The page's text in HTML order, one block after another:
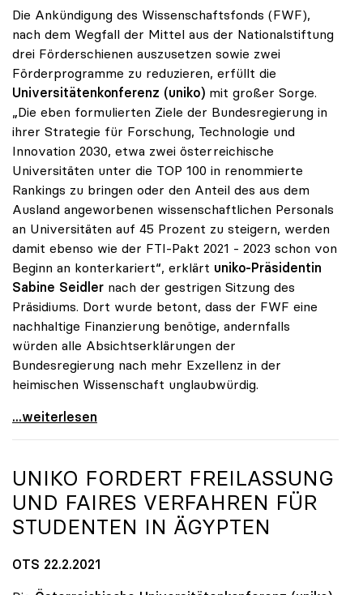
Die Ankündigung des Wissenschaftsfonds (FWF),
nach dem Wegfall der Mittel aus der Nationalstiftung
drei Förderschienen auszusetzen sowie zwei
Förderprogramme zu reduzieren, erfüllt die
Universitätenkonferenz (uniko) mit großer Sorge.
„Die eben formulierten Ziele der Bundesregierung in
ihrer Strategie für Forschung, Technologie und
Innovation 2030, etwa zwei österreichische
Universitäten unter die TOP 100 in renommierte
Rankings zu bringen oder den Anteil des aus dem
Ausland angeworbenen wissenschaftlichen Personals
an Universitäten auf 45 Prozent zu steigern, werden
damit ebenso wie der FTI-Pakt 2021 - 2023 schon von
Beginn an konterkariert“, erklärt uniko-Präsidentin
Sabine Seidler nach der gestrigen Sitzung des
Präsidiums. Dort wurde betont, dass der FWF eine
nachhaltige Finanzierung benötige, andernfalls
würden alle Absichtserklärungen der
Bundesregierung nach mehr Exzellenz in der
heimischen Wissenschaft unglaubwürdig.
uniko über Wegfall von Förderungen des
...weiterlesen
UNIKO FORDERT FREILASSUNG
UND FAIRES VERFAHREN FÜR
STUDENTEN IN ÄGYPTEN
OTS 22.2.2021